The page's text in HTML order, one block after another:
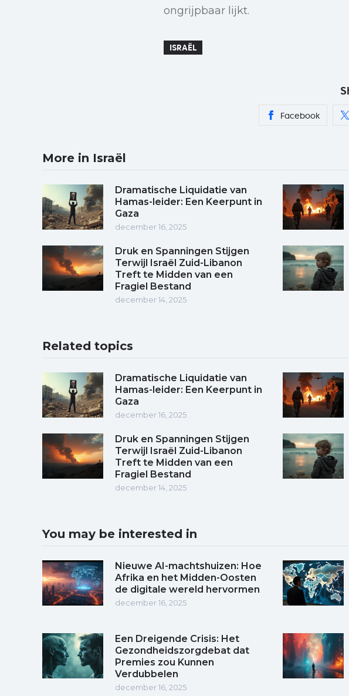
ongrijpbaar lijkt.
ISRAËL
Facebook
More in Israël
Dramatische Liquidatie van
Hamas-leider: Een Keerpunt in
Gaza
december 16, 2025
Druk en Spanningen Stijgen
Terwijl Israël Zuid-Libanon
Treft te Midden van een
Fragiel Bestand
december 14, 2025
Related topics
Dramatische Liquidatie van
Hamas-leider: Een Keerpunt in
Gaza
december 16, 2025
Druk en Spanningen Stijgen
Terwijl Israël Zuid-Libanon
Treft te Midden van een
Fragiel Bestand
december 14, 2025
You may be interested in
Nieuwe AI-machtshuizen: Hoe
Afrika en het Midden-Oosten
de digitale wereld hervormen
december 16, 2025
Een Dreigende Crisis: Het
Gezondheidszorgdebat dat
Premies zou Kunnen
Verdubbelen
december 16, 2025